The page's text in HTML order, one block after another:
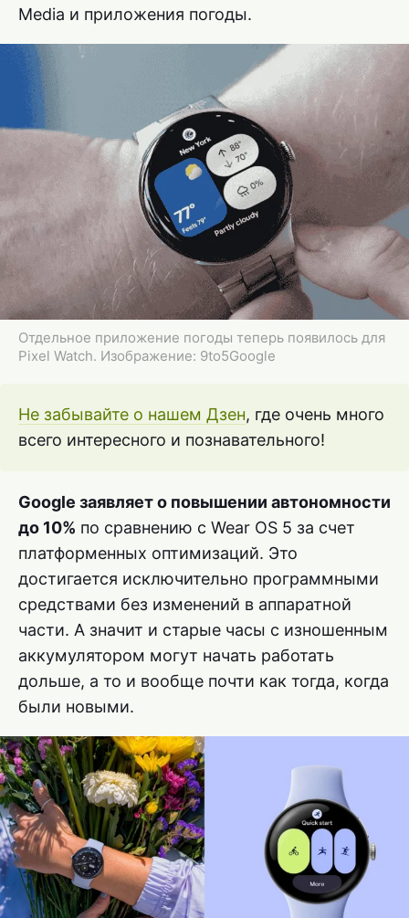
Media и приложения погоды.
Отдельное приложение погоды теперь появилось для
Pixel Watch. Изображение: 9to5Google
Не забывайте о нашем Дзен, где очень много
всего интересного и познавательного!
Google заявляет о повышении автономности
до 10% по сравнению с Wear OS 5 за счет
платформенных оптимизаций. Это
достигается исключительно программными
средствами без изменений в аппаратной
части. А значит и старые часы с изношенным
аккумулятором могут начать работать
дольше, а то и вообще почти как тогда, когда
были новыми.